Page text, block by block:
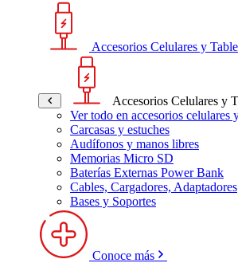
Accesorios Celulares y
Accesorios Celulares y
Ver todo en accesorios celulares
Carcasas y estuches
Audífonos y manos libres
Memorias Micro SD
Baterías Externas Power Bank
Cables, Cargadores, Adaptadores
Bases y Soportes
Conoce más